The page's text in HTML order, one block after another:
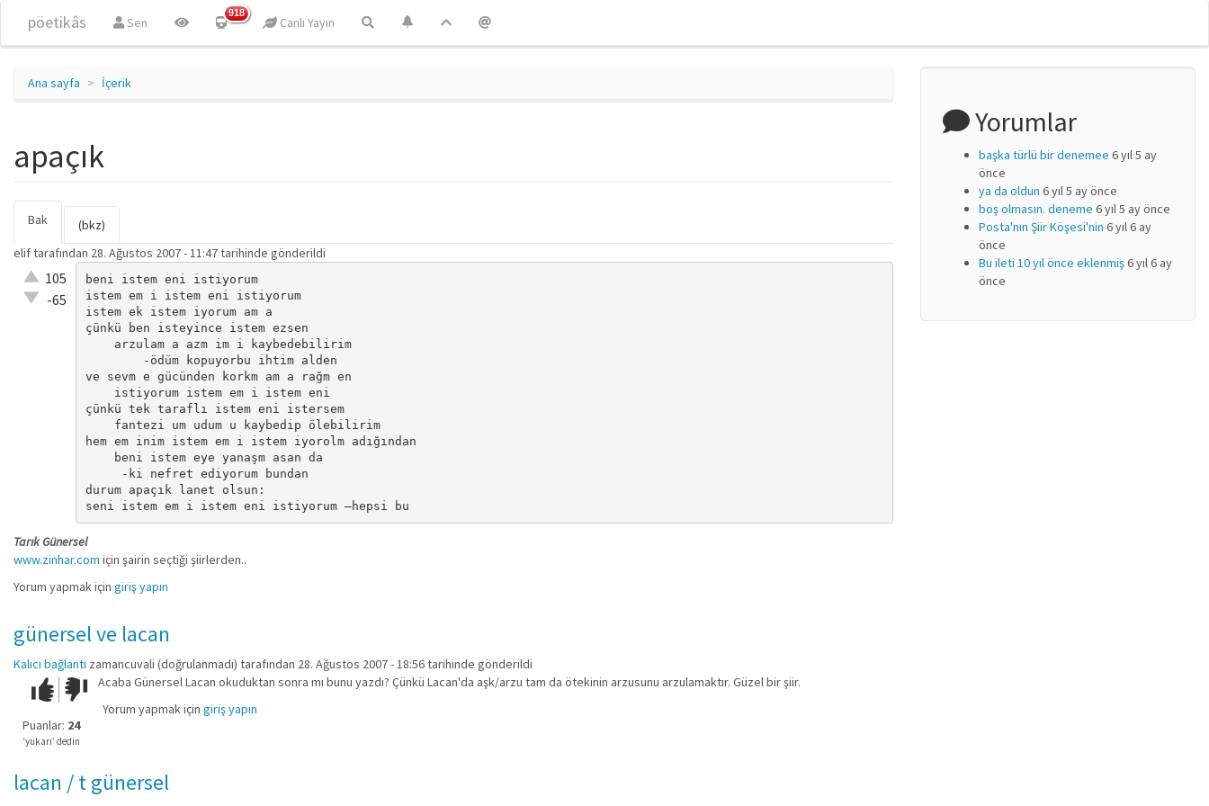
pöetikâs Sen
918
Canlı Yayın
Ana sayfa İçerik
apaçık
Birincil sekmeler
Bak
sekme)
(bkz)
eliftarafından 28. Ağustos 2007 - 11:47 tarihinde gönderildi
Çok iyi!
105
O kadar
-65
beni istem eni istiyorum
istem em i istem eni istiyorum
istem ek istem iyorum am a
çünkü ben isteyince istem ezsen
    arzulam a azm im i kaybedebilirim
        -ödüm kopuyorbu ihtim alden
ve sevm e gücünden korkm am a rağm en
    istiyorum istem em i istem eni
çünkü tek taraflı istem eni istersem
    fantezi um udum u kaybedip ölebilirim
hem em inim istem em i istem iyorolm adığından
    beni istem eye yanaşm asan da
     -ki nefret ediyorum bundan
durum apaçık lanet olsun:
seni istem em i istem eni istiyorum –hepsi bu
Tarık Günersel
www.zinhar.com için şairin seçtiği şiirlerden..
Yorum yapmak için giriş yapın
günersel ve lacan
Kalıcı bağlantı zamancuvali (doğrulanmadı) tarafından 28. Ağustos 2007 - 18:56 tarihinde gönderildi
Çok iyi!O
kadar
iyi
değil!
Puanlar: 24
‘yukarı’ dedin
Acaba Günersel Lacan okuduktan sonra mı bunu yazdı? Çünkü Lacan'da aşk/arzu tam da ötekinin arzusunu arzulamaktır. Güzel bir şiir.
Yorum yapmak için giriş yapın
lacan / t günersel
Yorumlar
başka türlü bir denemee 6 yıl 5 ay
önce
ya da oldun 6 yıl 5 ay önce
boş olmasın. deneme 6 yıl 5 ay önce
Posta'nın Şiir Köşesi'nin 6 yıl 6 ay
önce
Bu ileti 10 yıl önce eklenmiş6 yıl 6 ay
önce